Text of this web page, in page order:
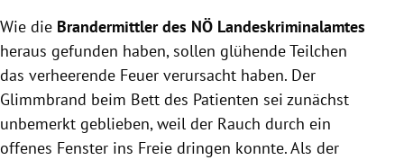
Wie die Brandermittler des NÖ Landeskriminalamtes
heraus gefunden haben, sollen glühende Teilchen
das verheerende Feuer verursacht haben. Der
Glimmbrand beim Bett des Patienten sei zunächst
unbemerkt geblieben, weil der Rauch durch ein
offenes Fenster ins Freie dringen konnte. Als der